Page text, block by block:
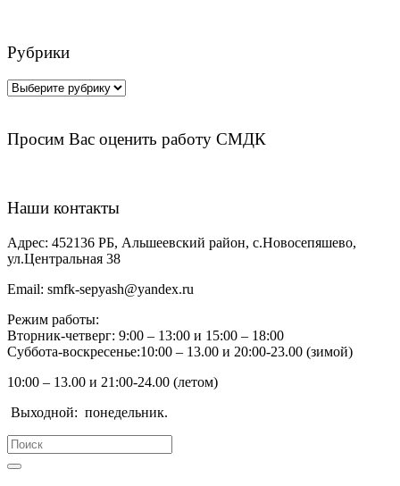
Рубрики
Рубрики
Просим Вас оценить работу СМДК
Наши контакты
Адрес: 452136 РБ, Альшеевский район, с.Новосепяшево,
ул.Центральная 38
Email: smfk-sepyash@yandex.ru
Режим работы:
Вторник-четверг: 9:00 – 13:00 и 15:00 – 18:00
Суббота-воскресенье:10:00 – 13.00 и 20:00-23.00 (зимой)
10:00 – 13.00 и 21:00-24.00 (летом)
Выходной: понедельник.
Search
for: